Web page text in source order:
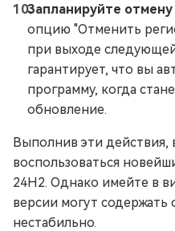
Запланируйте
опцию "Отменить
при выходе
гарантирует, что вы
программу, когда
обновление.
Выполнив эти действия,
воспользоваться
24H2. Однако имейте в
версии могут
нестабильно.